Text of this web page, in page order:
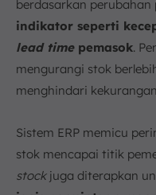
berdasarkan
indikator seperti
lead timepemasok.
mengurangi stok
menghindari
Sistem ERP memicu
stok mencapai titik
stockjuga diterapkan